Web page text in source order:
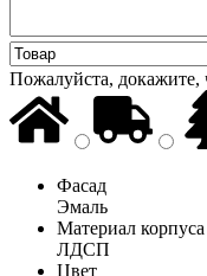
Пожалуйста, докажите,
Фасад
Эмаль
Материал корпуса
ЛДСП
Цвет